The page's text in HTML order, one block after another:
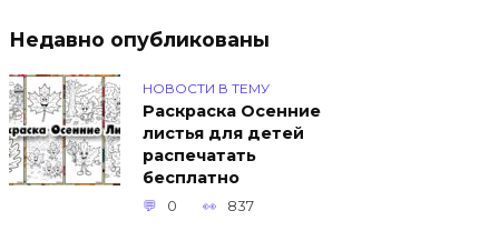
Недавно опубликованы
НОВОСТИ В ТЕМУ
Раскраска Осенние
листья для детей
распечатать
бесплатно
0 837